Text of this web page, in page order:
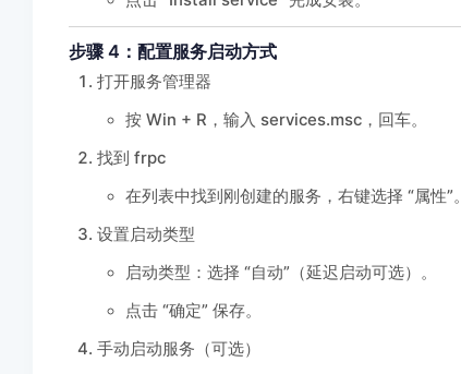
步骤 4：配置服务启动方式
打开服务管理器
按 Win + R，输入 services.msc，回车。
找到 frpc
在列表中找到刚创建的服务，右键选择 “属性”。
设置启动类型
启动类型：选择 “自动”（延迟启动可选）。
点击 “确定” 保存。
手动启动服务（可选）